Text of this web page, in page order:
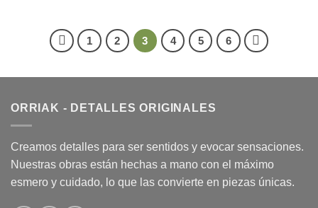
1 2 3 4 5 6
ORRIAK - DETALLES ORIGINALES
Creamos detalles para ser sentidos y evocar sensaciones.
Nuestras obras están hechas a mano con el máximo
esmero y cuidado, lo que las convierte en piezas únicas.